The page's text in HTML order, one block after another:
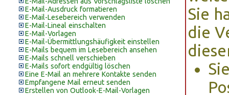
E-Mail-Ausdruck formatieren
E-Mail-Lesebereich verwenden
E-Mail-Lineal einschalten
E-Mail-Vorlagen
E-Mail-Übermittlungshäufigkeit einstellen
E-Mails bequem im Lesebereich ansehen
E-Mails schnell verschieben
E-Mails sofort endgültig löschen
Eine E-Mail an mehrere Kontakte senden
Empfangene Mail erneut senden
Erstellen von Outlook-E-Mail-Vorlagen
Sie
die